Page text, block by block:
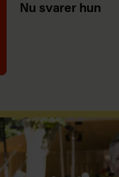
Nu svarer hun